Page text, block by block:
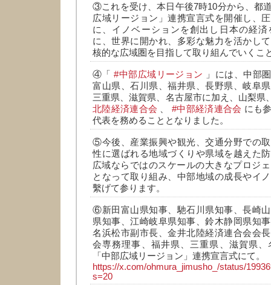
③これを受け、本日午後7時10分から、都
広域リージョン」連携宣言式を開催し、
に、イノベーションを創出し日本の経
に、世界に開かれ、多彩な魅力を活かし
核的な広域圏を目指して取り組んでいくこ
④「#中部広域リージョン
」には、中部
富山県、石川県、福井県、長野県、岐阜
三重県、滋賀県、名古屋市に加え、山梨
北陸経済連合会 、#中部経済連合会 にも
代表を務めることとなりました。
⑤今後、産業振興や観光、交通分野での
性に選ばれる地域づくりや県域を越えた
広域ならではのスケールの大きなプロジ
となって取り組み、中部地域の成長やイ
繫げて参ります。
⑥新田富山県知事、馳石川県知事、長崎
県知事、江崎岐阜県知事、鈴木静岡県知
名浜松市副市長、金井北陸経済連合会会
会専務理事、福井県、三重県、滋賀県
「中部広域リージョン」連携宣言式にて。
https://x.com/ohmura_jimusho_/status/
s=20